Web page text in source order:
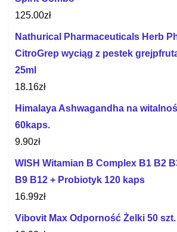
125.00zł
Nathurical Pharmaceuticals Herb
CitroGrep wyciąg z pestek
25ml
18.16zł
Himalaya Ashwagandha na
60kaps.
9.90zł
WISH Witamian B Complex B1 B2
B9 B12 + Probiotyk 120 kaps
16.99zł
Vibovit Max Odporność Żelki 50 szt.